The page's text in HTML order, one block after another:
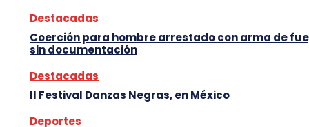
Destacadas
Coerción para hombre arrestado con arma de
sin documentación
Destacadas
II Festival Danzas Negras, en México
Deportes